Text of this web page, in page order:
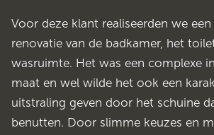
Voor deze klant realiseerden we
renovatie van de badkamer, het
wasruimte. Het was een complexe
maat en wel wilde het ook een
uitstraling geven door het schuine
benutten. Door slimme keuzes en